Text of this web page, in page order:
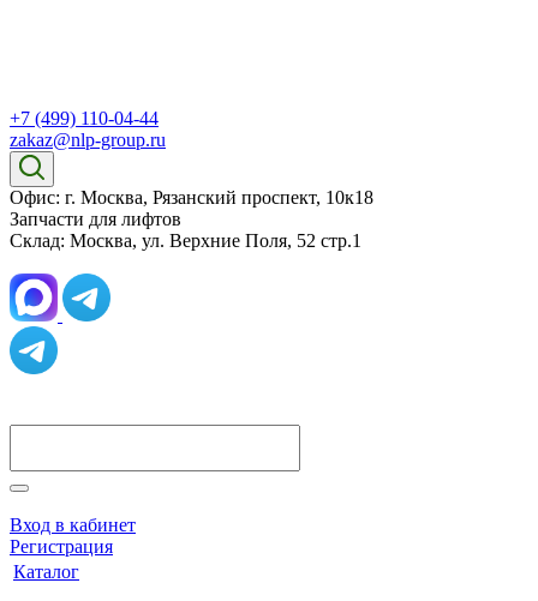
+7 (499) 110-04-44
zakaz@nlp-group.ru
Офис: г. Москва, Рязанский проспект, 10к18
Запчасти для лифтов
Склад: Москва, ул. Верхние Поля, 52 стр.1
Вход в кабинет
Регистрация
Каталог